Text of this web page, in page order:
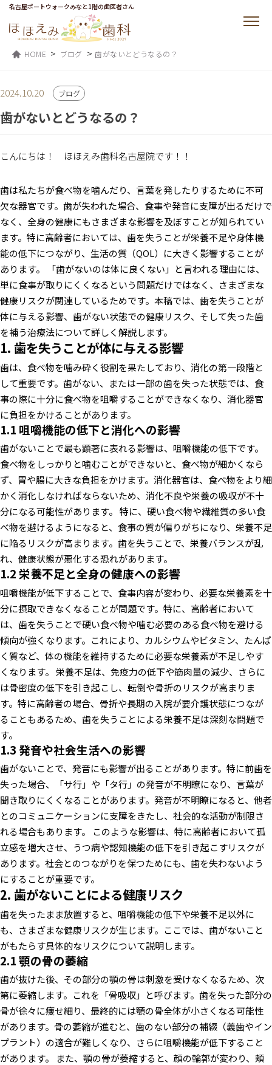
名古屋ポートウォークみなと1階の歯医者さん
HOME > ブログ > 歯がないとどうなるの？
2024.10.20 ブログ
歯がないとどうなるの？
こんにちは！ ほほえみ歯科名古屋院です！！
歯は私たちが食べ物を噛んだり、言葉を発したりするために不可
欠な器官です。歯が失われた場合、食事や発音に支障が出るだけで
なく、全身の健康にもさまざまな影響を及ぼすことが知られてい
ます。特に高齢者においては、歯を失うことが栄養不足や身体機
能の低下につながり、生活の質（QOL）に大きく影響することが
あります。
「歯がないのは体に良くない」と言われる理由には、
単に食事が取りにくくなるという問題だけではなく、さまざまな
健康リスクが関連しているためです。本稿では、歯を失うことが
体に与える影響、歯がない状態での健康リスク、そして失った歯
を補う治療法について詳しく解説します。
1. 歯を失うことが体に与える影響
歯は、食べ物を噛み砕く役割を果たしており、消化の第一段階と
して重要です。歯がない、または一部の歯を失った状態では、食
事の際に十分に食べ物を咀嚼することができなくなり、消化器官
に負担をかけることがあります。
1.1 咀嚼機能の低下と消化への影響
歯がないことで最も顕著に表れる影響は、咀嚼機能の低下です。
食べ物をしっかりと噛むことができないと、食べ物が細かくなら
ず、胃や腸に大きな負担をかけます。消化器官は、食べ物をより細
かく消化しなければならないため、消化不良や栄養の吸収が不十
分になる可能性があります。 特に、硬い食べ物や繊維質の多い食
べ物を避けるようになると、食事の質が偏りがちになり、栄養不足
に陥るリスクが高まります。歯を失うことで、栄養バランスが乱
れ、健康状態が悪化する恐れがあります。
1.2 栄養不足と全身の健康への影響
咀嚼機能が低下することで、食事内容が変わり、必要な栄養素を十
分に摂取できなくなることが問題です。特に、高齢者において
は、歯を失うことで硬い食べ物や噛む必要のある食べ物を避ける
傾向が強くなります。これにより、カルシウムやビタミン、たんぱ
く質など、体の機能を維持するために必要な栄養素が不足しやす
くなります。
栄養不足は、免疫力の低下や筋肉量の減少、さらに
は骨密度の低下を引き起こし、転倒や骨折のリスクが高まりま
す。特に高齢者の場合、骨折や長期の入院が要介護状態につなが
ることもあるため、歯を失うことによる栄養不足は深刻な問題で
す。
1.3 発音や社会生活への影響
歯がないことで、発音にも影響が出ることがあります。特に前歯を
失った場合、「サ行」や「タ行」の発音が不明瞭になり、言葉が
聞き取りにくくなることがあります。発音が不明瞭になると、他者
とのコミュニケーションに支障をきたし、社会的な活動が制限さ
れる場合もあります。
このような影響は、特に高齢者において孤
立感を増大させ、うつ病や認知機能の低下を引き起こすリスクが
あります。社会とのつながりを保つためにも、歯を失わないよう
にすることが重要です。
2. 歯がないことによる健康リスク
歯を失ったまま放置すると、咀嚼機能の低下や栄養不足以外に
も、さまざまな健康リスクが生じます。ここでは、歯がないこと
がもたらす具体的なリスクについて説明します。
2.1 顎の骨の萎縮
歯が抜けた後、その部分の顎の骨は刺激を受けなくなるため、次
第に萎縮します。これを「骨吸収」と呼びます。歯を失った部分の
骨が徐々に痩せ細り、最終的には顎の骨全体が小さくなる可能性
があります。骨の萎縮が進むと、歯のない部分の補綴（義歯やイン
プラント）の適合が難しくなり、さらに咀嚼機能が低下すること
があります。
また、顎の骨が萎縮すると、顔の輪郭が変わり、頬